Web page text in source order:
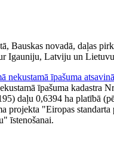
Bauskas novadā, daļas
Igauniju, Latviju un
nekustamā īpašuma
īpašuma kadastra
daļu 0,6394 ha platībā
projekta "Eiropas
īstenošanai.